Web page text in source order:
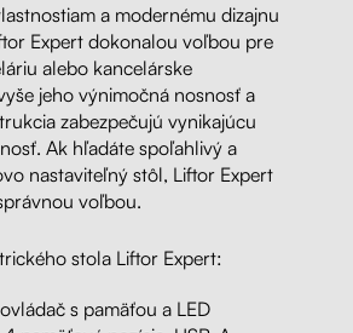
a modernému dizajnu
Expert dokonalou voľbou pre
alebo kancelárske
jeho výnimočná nosnosť a
zabezpečujú vynikajúcu
Ak hľadáte spoľahlivý a
nastaviteľný stôl, Liftor Expert
voľbou.
stola Liftor Expert:
s pamäťou a LED